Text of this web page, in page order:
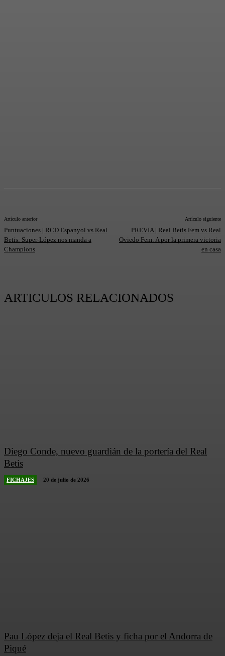
Artículo anterior
Puntuaciones | RCD Espanyol vs Real
Betis: Super-López nos manda a
Champions
Artículo siguiente
PREVIA | Real Betis Fem vs Real
Oviedo Fem: A por la primera victoria
en casa
ARTICULOS RELACIONADOS
Diego Conde, nuevo guardián de la portería del Real
Betis
FICHAJES 20 de julio de 2026
Pau López deja el Real Betis y ficha por el Andorra de
Piqué